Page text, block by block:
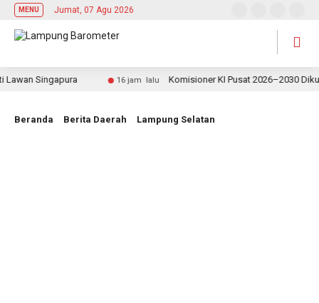
MENU Jumat, 07 Agu 2026
Singapura 16 jam lalu Komisioner KI Pusat 2026–2030
Beranda Berita Daerah Lampung Selatan